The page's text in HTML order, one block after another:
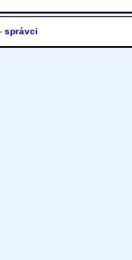
správci